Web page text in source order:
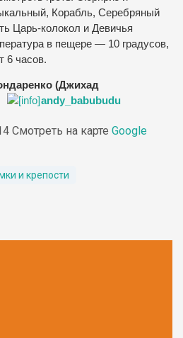
Корабль, Серебряный
Царь-колокол и Девичья
в пещере — 10 градусов,
6 часов.
(Джихад
andy_babubudu
Смотреть на карте Google
и крепости